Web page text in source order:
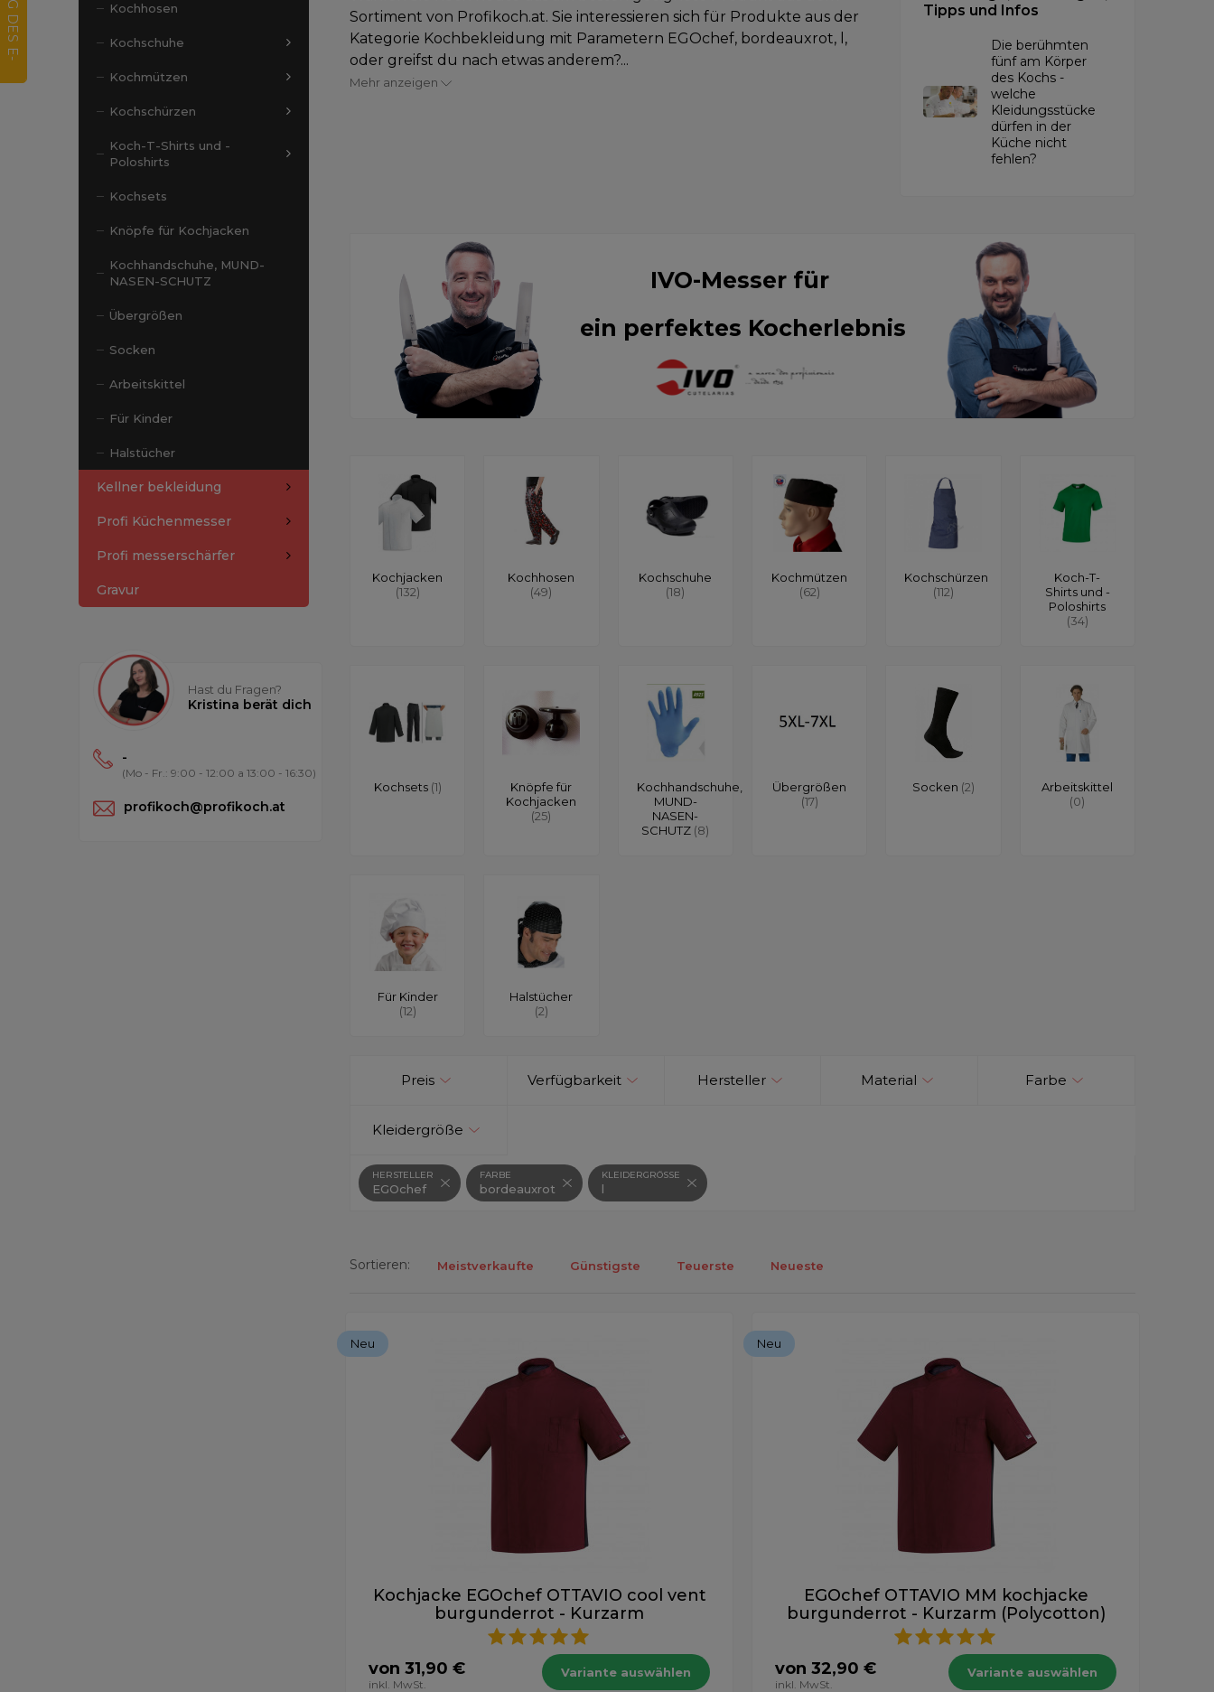
Kochhosen
Kochschuhe
Kochmützen
Kochschürzen
Koch-T-Shirts und -
Poloshirts
Kochsets
Knöpfe für Kochjacken
Kochhandschuhe, MUND-
NASEN-SCHUTZ
Übergrößen
Socken
Arbeitskittel
Für Kinder
Halstücher
Kellner bekleidung
Profi Küchenmesser
Profi messerschärfer
Gravur
Hast du Fragen?
Kristina berät dich
-
(Mo - Fr.: 9:00 - 12:00 a 13:00 - 16:30)
profikoch@profikoch.at
Sortiment von Profikoch.at. Sie interessieren sich für Produkte aus der
Kategorie Kochbekleidung mit Parametern EGOchef, bordeauxrot, l,
oder greifst du nach etwas anderem?...
Mehr anzeigen
Tipps und Infos
Die berühmten
fünf am Körper
des Kochs -
welche
Kleidungsstücke
dürfen in der
Küche nicht
fehlen?
IVO-Messer für
ein perfektes Kocherlebnis
Kochjacken
(132)
Kochhosen
(49)
Kochschuhe
(18)
Kochmützen
(62)
Kochschürzen
(112)
Koch-T-
Shirts und -
Poloshirts
(34)
Kochsets (1)
Knöpfe für
Kochjacken
(25)
Kochhandschuhe,
MUND-
NASEN-
SCHUTZ (8)
Übergrößen
(17)
Socken (2)
Arbeitskittel
(0)
Für Kinder
(12)
Halstücher
(2)
Preis Verfügbarkeit Hersteller Material Farbe
Kleidergröße
HERSTELLER
EGOchef
FARBE
bordeauxrot
KLEIDERGRÖSSE
l
Sortieren: Meistverkaufte Günstigste Teuerste Neueste
Neu
Kochjacke EGOchef OTTAVIO cool vent
burgunderrot - Kurzarm
von 31,90 €
inkl. MwSt.
Variante auswählen
Neu
EGOchef OTTAVIO MM kochjacke
burgunderrot - Kurzarm (Polycotton)
von 32,90 €
inkl. MwSt.
Variante auswählen